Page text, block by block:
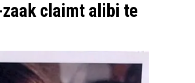
claimt alibi te